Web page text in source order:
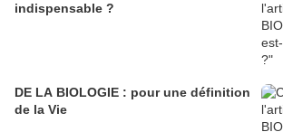
indispensable ?
DE LA BIOLOGIE : pour une définition
de la Vie